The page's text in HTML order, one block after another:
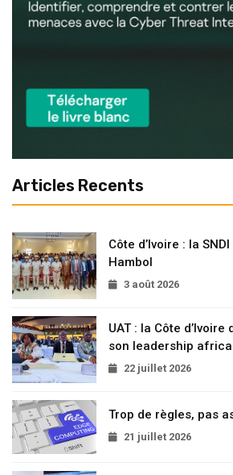
Articles Recents
Côte d’Ivoire : la
Hambol
3 août 2026
UAT : la Côte
son leadership
22 juillet 2026
Trop de règles, pas
21 juillet 2026